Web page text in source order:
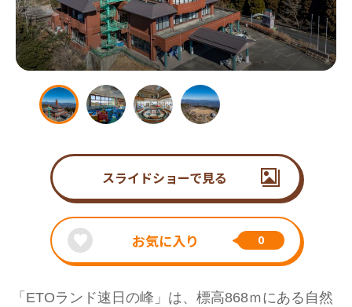
スライドショーで見る
お気に入り 0
「ETOランド速日の峰」は、標高868ｍにある自然